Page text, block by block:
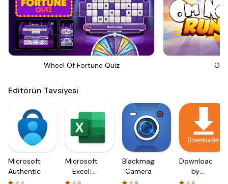
Wheel Of Fortune Quiz Om
Editörün Tavsiyesi
Microsoft
Authenticator
Microsoft
Excel:
Spreadsheets
Blackmagic
Camera
Downloader
by
AFTVnews